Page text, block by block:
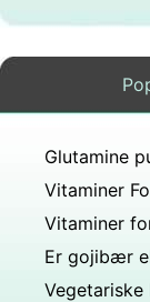
Glutamine
Vitaminer
Vitaminer
Er gojibær